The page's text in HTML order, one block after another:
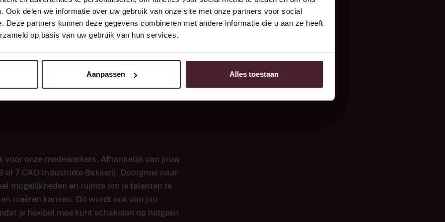
Ook delen we informatie over uw gebruik van onze site met onze partners voor social
Deze partners kunnen deze gegevens combineren met andere informatie die u aan ze heeft
op basis van uw gebruik van hun services.
Aanpassen Alles toestaan
belangrijk vindt;
collega’s vanzelfsprekend vindt;
aan onze bakkerij;
(zaterdag en zondag op basis van een
onze medewerkers. Afhankelijk van jouw
7 CAO Industriële Bakkerij. Doorgroei naar
mogelijkheden en ruimte om je talenten te
creëren kansen. Dit wordt ook van jou
je flexibel mee kunt schakelen op hetgeen